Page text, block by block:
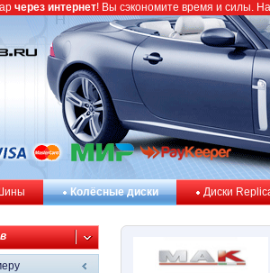
Колёсные диски Диски
через интернет! Вы сэкономите время и силы.